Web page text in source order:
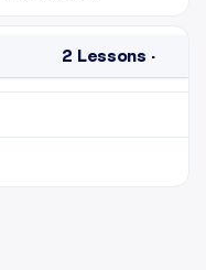
2 Lessons ·